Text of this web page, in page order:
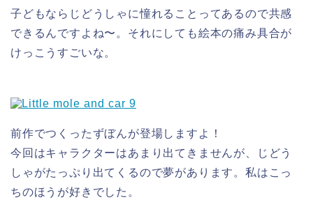
子どもならじどうしゃに憧れることってあるので共感
できるんですよね〜。それにしても絵本の痛み具合が
けっこうすごいな。
前作でつくったずぼんが登場しますよ！
今回はキャラクターはあまり出てきませんが、じどう
しゃがたっぷり出てくるので夢があります。私はこっ
ちのほうが好きでした。